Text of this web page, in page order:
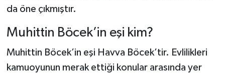
da öne çıkmıştır.
Muhittin Böcek’in eşi kim?
Muhittin Böcek’in eşi Havva Böcek’tir. Evlilikleri
kamuoyunun merak ettiği konular arasında yer